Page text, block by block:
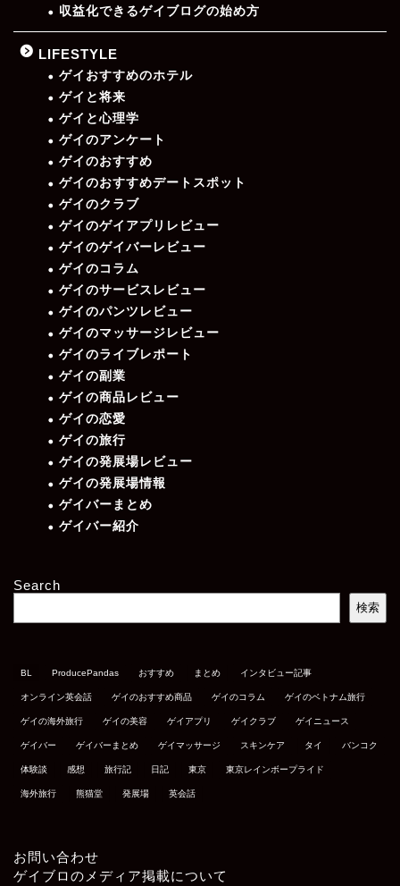
収益化できるゲイブログの始め方
LIFESTYLE
ゲイおすすめのホテル
ゲイと将来
ゲイと心理学
ゲイのアンケート
ゲイのおすすめ
ゲイのおすすめデートスポット
ゲイのクラブ
ゲイのゲイアプリレビュー
ゲイのゲイバーレビュー
ゲイのコラム
ゲイのサービスレビュー
ゲイのパンツレビュー
ゲイのマッサージレビュー
ゲイのライブレポート
ゲイの副業
ゲイの商品レビュー
ゲイの恋愛
ゲイの旅行
ゲイの発展場レビュー
ゲイの発展場情報
ゲイバーまとめ
ゲイバー紹介
Search
検索
BL ProducePandas おすすめ まとめ インタビュー記事
オンライン英会話 ゲイのおすすめ商品 ゲイのコラム ゲイのベトナム旅行
ゲイの海外旅行 ゲイの美容 ゲイアプリ ゲイクラブ ゲイニュース
ゲイバー ゲイバーまとめ ゲイマッサージ スキンケア タイ バンコク
体験談 感想 旅行記 日記 東京 東京レインボープライド
海外旅行 熊猫堂 発展場 英会話
お問い合わせ
ゲイブロのメディア掲載について